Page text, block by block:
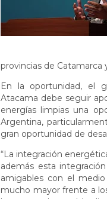
provincias de Catamarca
En la oportunidad, el
Atacama debe seguir
energías limpias una
Argentina,
gran oportunidad de
“La integración
además esta
amigables con el
mucho mayor frente a